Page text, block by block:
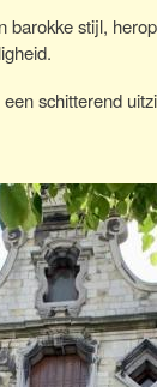
barokke stijl,
schitterend